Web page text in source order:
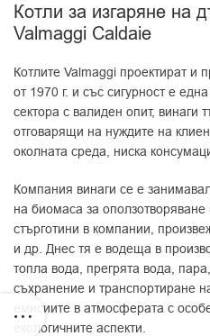
Котли за изгаряне на
Valmaggi Caldaie
Котлите Valmaggi проектират и
от 1970 г. и със сигурност е
сектора с валиден опит, винаги
отговарящи на нуждите на
околната среда, ниска
Компания винаги се е
на биомаса за
стърготини в компании,
и др. Днес тя е водеща в
топла вода, прегрята вода,
съхранение и транспортиране
емисиите в атмосферата с
екологичните аспекти.